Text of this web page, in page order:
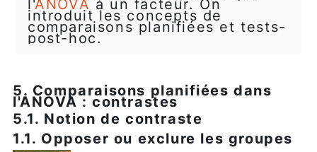
l'ANOVA à un facteur. On
introduit les concepts de
comparaisons planifiées et tests-
post-hoc.
5. Comparaisons planifiées dans
l'ANOVA : contrastes
5.1. Notion de contraste
1.1. Opposer ou exclure les groupes